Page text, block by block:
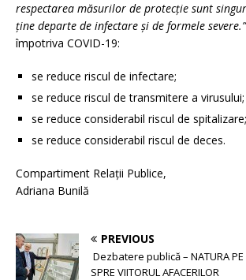
respectarea măsurilor de protecție sunt
ține departe de infectare și de formele severe.”
împotriva COVID-19:
se reduce riscul de infectare;
se reduce riscul de transmitere a virusului;
se reduce considerabil riscul de spitalizare;
se reduce considerabil riscul de deces.
Compartiment Relaţii Publice,
Adriana Bunilă
PREVIOUS
Dezbatere publică – NATURA PE
SPRE VIITORUL AFACERILOR